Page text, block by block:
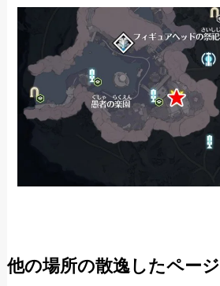
他の場所の散逸したページ